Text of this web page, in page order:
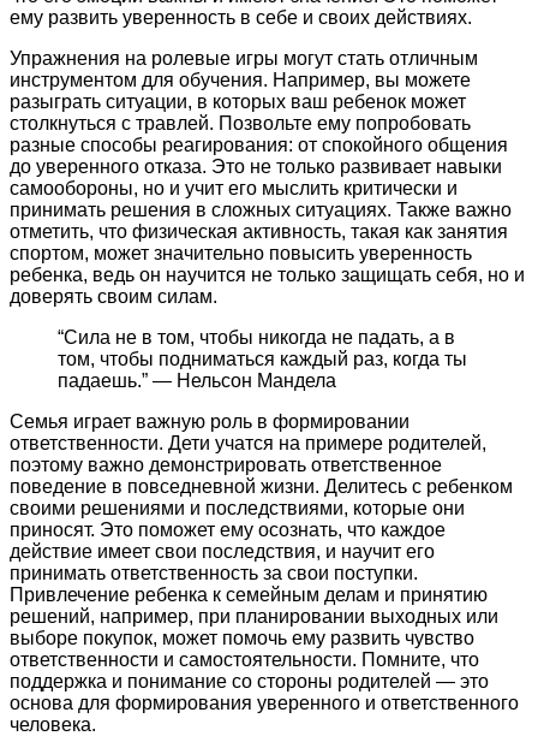
ему развить уверенность в себе и своих действиях.
Упражнения на ролевые игры могут стать отличным
инструментом для обучения. Например, вы можете
разыграть ситуации, в которых ваш ребенок может
столкнуться с травлей. Позвольте ему попробовать
разные способы реагирования: от спокойного общения
до уверенного отказа. Это не только развивает навыки
самообороны, но и учит его мыслить критически и
принимать решения в сложных ситуациях. Также важно
отметить, что физическая активность, такая как занятия
спортом, может значительно повысить уверенность
ребенка, ведь он научится не только защищать себя, но и
доверять своим силам.
“Сила не в том, чтобы никогда не падать, а в
том, чтобы подниматься каждый раз, когда ты
падаешь.” — Нельсон Мандела
Семья играет важную роль в формировании
ответственности. Дети учатся на примере родителей,
поэтому важно демонстрировать ответственное
поведение в повседневной жизни. Делитесь с ребенком
своими решениями и последствиями, которые они
приносят. Это поможет ему осознать, что каждое
действие имеет свои последствия, и научит его
принимать ответственность за свои поступки.
Привлечение ребенка к семейным делам и принятию
решений, например, при планировании выходных или
выборе покупок, может помочь ему развить чувство
ответственности и самостоятельности. Помните, что
поддержка и понимание со стороны родителей — это
основа для формирования уверенного и ответственного
человека.